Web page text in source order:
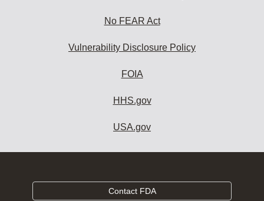
No FEAR Act
Vulnerability Disclosure Policy
FOIA
HHS.gov
USA.gov
Contact FDA